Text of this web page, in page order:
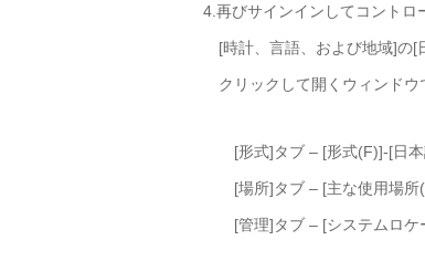
4.再びサインインしてコントロ
[時計、言語、および地域]の[
クリックして開くウィンドウ
[形式]タブ – [形式(F)]-[日本
[場所]タブ – [主な使用場所
[管理]タブ – [システムロケ